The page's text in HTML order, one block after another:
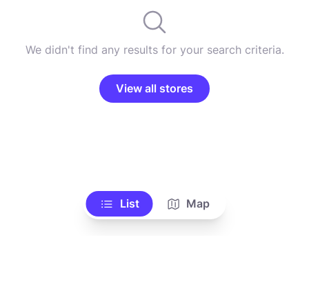
We didn't find any results for your search criteria.
View all stores
List Map